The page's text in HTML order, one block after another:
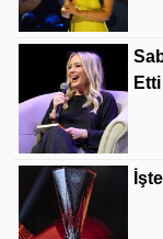
Etti